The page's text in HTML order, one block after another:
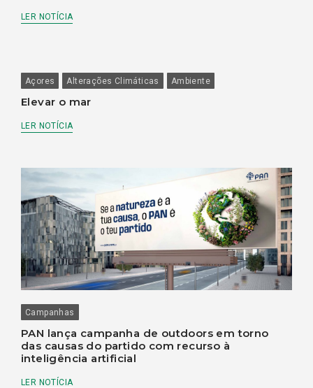
LER NOTÍCIA
Açores Alterações Climáticas Ambiente
Elevar o mar
LER NOTÍCIA
Campanhas
PAN lança campanha de outdoors em torno
das causas do partido com recurso à
inteligência artificial
LER NOTÍCIA